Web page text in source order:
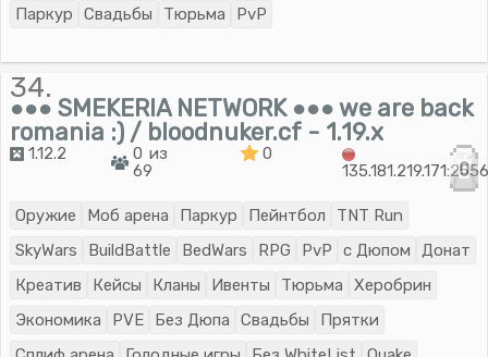
Паркур
Свадьбы Тюрьма PvP
34.
●●● SMEKERIA NETWORK ●●● we are back
romania :) / bloodnuker.cf - 1.19.x
1.12.2
0 из
69
0
0
Оружие Моб арена Паркур Пейнтбол
TNT Run
SkyWars
BuildBattle BedWars RPG PvP с Дюпом
Донат
Креатив
Кейсы Кланы Ивенты Тюрьма
Херобрин
Экономика
PVE Без Дюпа Свадьбы
Прятки